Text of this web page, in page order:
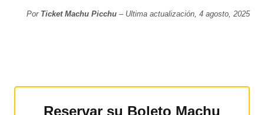
Por Ticket Machu Picchu– Ultima actualización, 4 agosto, 2025
Reservar su Boleto Machu